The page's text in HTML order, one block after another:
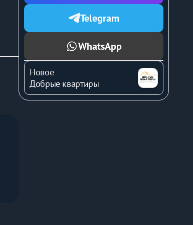
Telegram
WhatsApp
Новое
Добрые квартиры